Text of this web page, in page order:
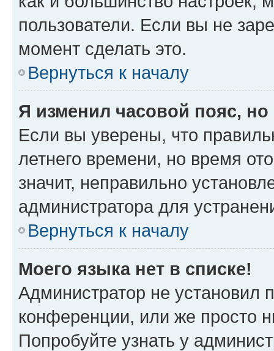
пользователи. Если вы не
момент сделать это.
Вернуться к началу
Я изменил часовой пояс,
Если вы уверены, что
летнего времени, но время
значит, неправильно
администратора для
Вернуться к началу
Моего языка нет в списке!
Администратор не установил
конференции, или же просто
Попробуйте узнать у